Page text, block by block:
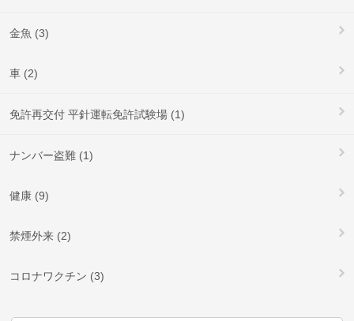
金魚 (3)
車 (2)
免許再交付 平針運転免許試験場 (1)
ナンバー盗難 (1)
健康 (9)
禁煙外来 (2)
コロナワクチン (3)